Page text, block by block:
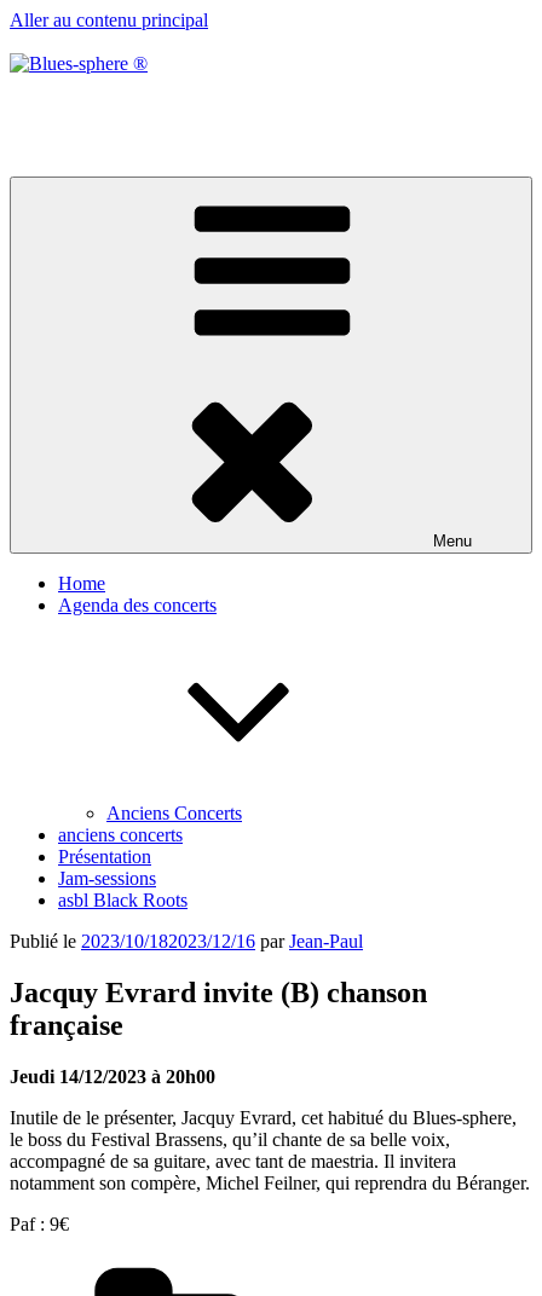
Aller au contenu principal
Menu
Home
Agenda des concerts
Anciens Concerts
anciens concerts
Présentation
Jam-sessions
asbl Black Roots
Publié le 2023/10/182023/12/16 parJean-Paul
Jacquy Evrard invite (B) chanson
française
Jeudi 14/12/2023 à 20h00
Inutile de le présenter, Jacquy Evrard, cet habitué du Blues-sphere,
le boss du Festival Brassens, qu’il chante de sa belle voix,
accompagné de sa guitare, avec tant de maestria. Il invitera
notamment son compère, Michel Feilner, qui reprendra du Béranger.
Paf : 9€